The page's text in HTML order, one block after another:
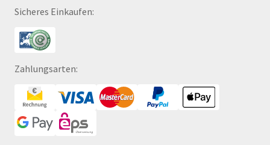
Sicheres Einkaufen:
Zahlungsarten: